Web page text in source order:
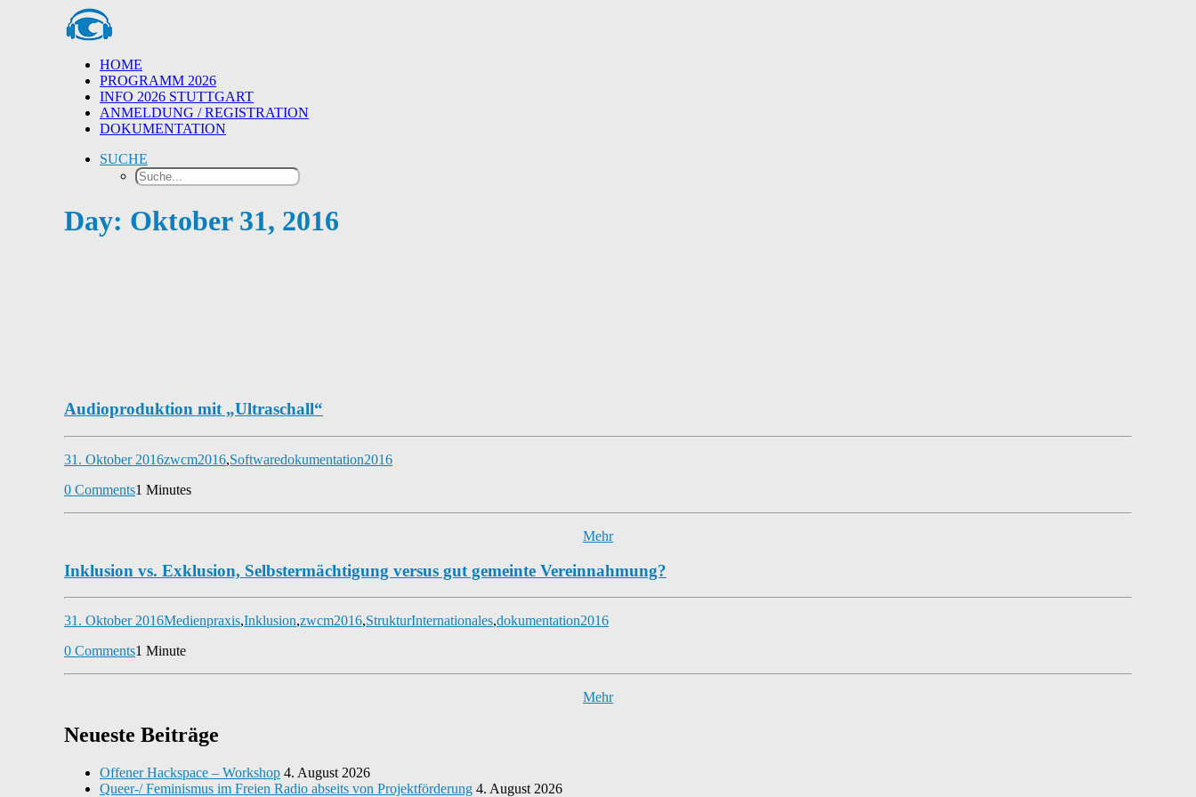
HOME
PROGRAMM 2026
INFO 2026 STUTTGART
ANMELDUNG / REGISTRATION
DOKUMENTATION
SUCHE
Day: Oktober 31, 2016
Audioproduktion mit „Ultraschall“
31. Oktober 2016zwcm2016,Softwaredokumentation2016
0 Comments1 Minutes
Mehr
Inklusion vs. Exklusion, Selbstermächtigung versus gut gemeinte Vereinnahmung?
31. Oktober 2016Medienpraxis,Inklusion,zwcm2016,StrukturInternationales,dokumentation2016
0 Comments1 Minute
Mehr
Neueste Beiträge
Offener Hackspace – Workshop 4. August 2026
Queer-/ Feminismus im Freien Radio abseits von Projektförderung 4. August 2026